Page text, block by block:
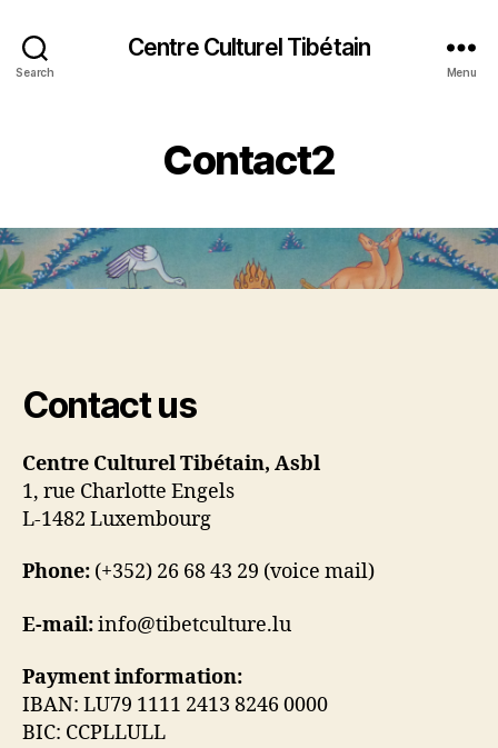
Search
Centre Culturel Tibétain
Menu
Contact2
Contact us
Centre Culturel Tibétain, Asbl
1, rue Charlotte Engels
L-1482 Luxembourg
Phone: (+352) 26 68 43 29 (voice mail)
E-mail:info@tibetculture.lu
Payment information:
IBAN: LU79 1111 2413 8246 0000
BIC: CCPLLULL